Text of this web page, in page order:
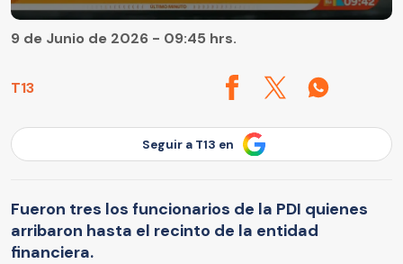
T13
9 de Junio de 2026 - 09:45 hrs.
Seguir a T13 en
Fueron tres los funcionarios de la PDI quienes
arribaron hasta el recinto de la entidad
financiera.